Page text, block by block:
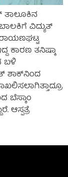
ವಿದ್ಯುತ್‌
ಕಾರಣ ತನಿಷ್ಕಾ
ಬಳಿ
ಶಾಕ್‌ನಿಂದ
ಬೆಸ್ಕಾಂ
ಆಸ್ಪತ್ರೆ